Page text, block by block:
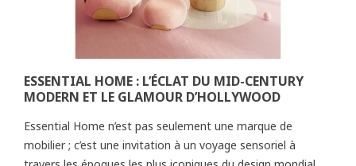
ESSENTIAL HOME : L’ÉCLAT DU MID-CENTURY
MODERN ET LE GLAMOUR D’HOLLYWOOD
Essential Home n’est pas seulement une marque de
mobilier ; c’est une invitation à un voyage sensoriel à